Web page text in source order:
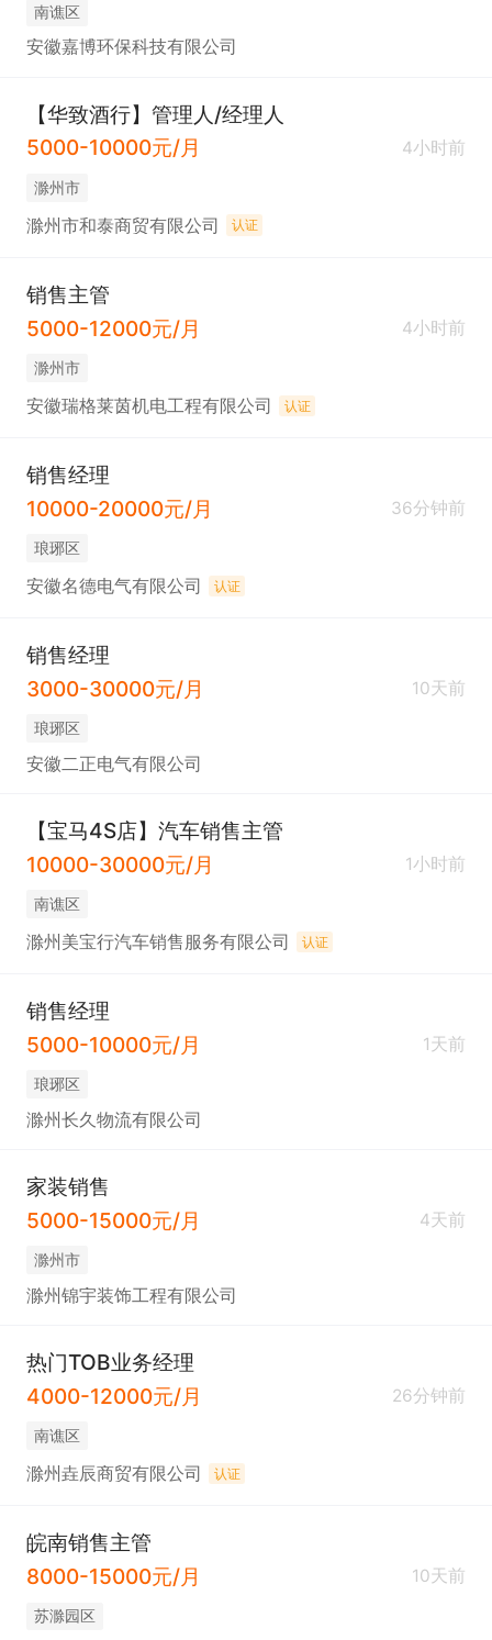
南谯区
安徽嘉博环保科技有限公司
【华致酒行】管理人/经理人
5000-10000元/月
4小时前
滁州市
滁州市和泰商贸有限公司 认证
销售主管
5000-12000元/月
4小时前
滁州市
安徽瑞格莱茵机电工程有限公司 认证
销售经理
10000-20000元/月
36分钟前
琅琊区
安徽名德电气有限公司 认证
销售经理
3000-30000元/月
10天前
琅琊区
安徽二正电气有限公司
【宝马4S店】汽车销售主管
10000-30000元/月
1小时前
南谯区
滁州美宝行汽车销售服务有限公司 认证
销售经理
5000-10000元/月
1天前
琅琊区
滁州长久物流有限公司
家装销售
5000-15000元/月
4天前
滁州市
滁州锦宇装饰工程有限公司
热门TOB业务经理
4000-12000元/月
26分钟前
南谯区
滁州垚辰商贸有限公司 认证
皖南销售主管
8000-15000元/月
10天前
苏滁园区